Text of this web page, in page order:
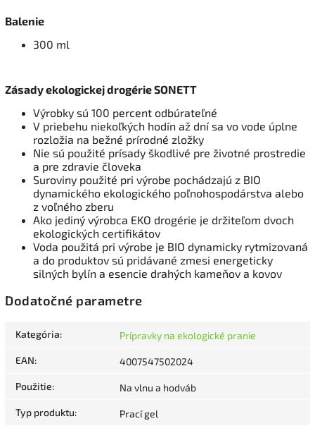
Balenie
300 ml
Zásady ekologickej drogérie SONETT
Výrobky sú 100 percent odbúrateľné
V priebehu niekoľkých hodín až dní sa vo vode úplne
rozložia na bežné prírodné zložky
Nie sú použité prísady škodlivé pre životné prostredie
a pre zdravie človeka
Suroviny použité pri výrobe pochádzajú z BIO
dynamického ekologického poľnohospodárstva alebo
z voľného zberu
Ako jediný výrobca EKO drogérie je držiteľom dvoch
ekologických certifikátov
Voda použitá pri výrobe je BIO dynamicky rytmizovaná
a do produktov sú pridávané zmesi energeticky
silných bylín a esencie drahých kameňov a kovov
Dodatočné parametre
Kategória: Prípravky na ekologické pranie
EAN: 4007547502024
Použitie: Na vlnu a hodváb
Typ produktu: Prací gel